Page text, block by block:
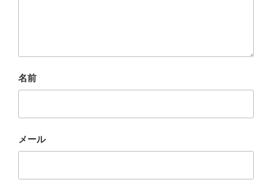
名前
メール